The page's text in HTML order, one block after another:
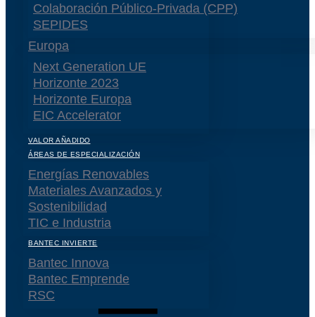
Colaboración Público-Privada (CPP)
SEPIDES
Europa
Next Generation UE
Horizonte 2023
Horizonte Europa
EIC Accelerator
VALOR AÑADIDO
ÁREAS DE ESPECIALIZACIÓN
Energías Renovables
Materiales Avanzados y
Sostenibilidad
TIC e Industria
BANTEC INVIERTE
Bantec Innova
Bantec Emprende
RSC